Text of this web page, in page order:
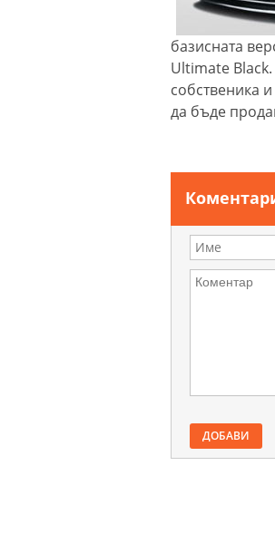
базисната
Ultimate
собственика
да бъде
ДОБАВИ